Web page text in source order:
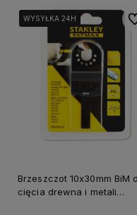
WYSYŁKA 24H
WYSYŁKA 24H
Brzeszczot 10x30mm BiM
cięcia drewna i metali